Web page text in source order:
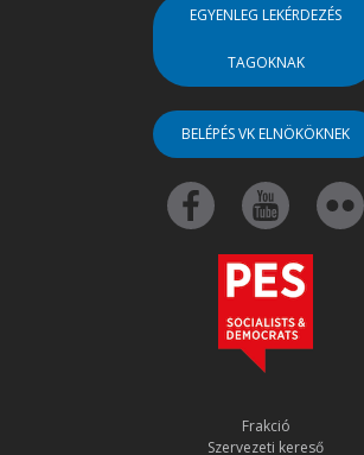
EGYENLEG LEKÉRDEZÉS
TAGOKNAK
BELÉPÉS VK ELNÖKÖKNEK
Frakció
Szervezeti kereső